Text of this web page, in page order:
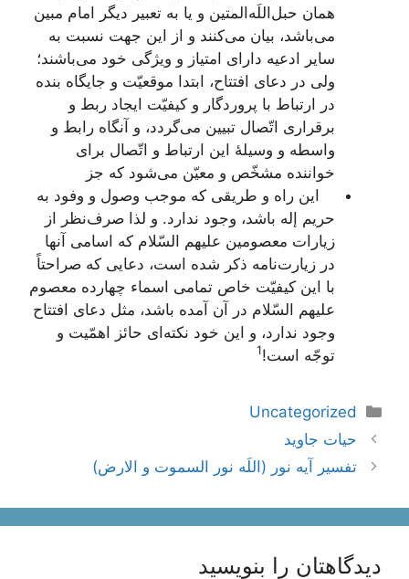
همان حبل‌اللَه‌المتین و یا به تعبیر دیگر امام مبین
می‌باشد، بیان می‌کنند و از این جهت نسبت به
سایر ادعیه دارای امتیاز و ویژگی خود می‌باشند؛
ولی در دعای افتتاح، ابتدا موقعیّت و جایگاه بنده
در ارتباط با پروردگار و کیفیّت ایجاد ربط و
برقراری اتّصال تبیین می‌گردد، و آنگاه رابط و
واسطه و وسیلۀ این ارتباط و اتّصال برای
خواننده مشخّص و معیّن می‌شود که جز
این راه و طریقی که موجب وصول و وفود به
حریم إله باشد، وجود ندارد. و لذا صرف‌نظر از
زیارات معصومین علیهم السّلام که اسامی آنها
در زیارت‌نامه ذکر شده است، دعایی که صراحتاً
با این کیفیّت خاص تمامی اسماء چهارده معصوم
علیهم السّلام در آن آمده باشد، مثل دعای افتتاح
وجود ندارد، و این خود نکته‌ای حائز اهمّیت و
توجّه است!1
دسته‌ها
Uncategorized
ناوبری
نوشته‌ها
حیات جاوید
تفسیر آیه نور (اللَه نور السموت و الارض)
دیدگاهتان را بنویسید